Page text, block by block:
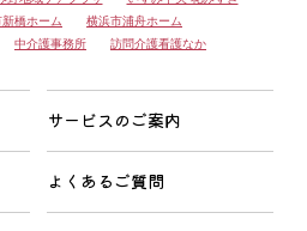
橋ホーム
横浜市浦舟ホーム
中介護事務所 訪問介護看護なか
サービスのご案内
よくあるご質問